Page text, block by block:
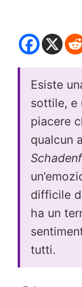
Esiste
sottile, e
piacere
qualcun
difficile
ha un
tutti.